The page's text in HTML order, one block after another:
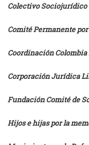
Colectivo Sociojurídico
Comité Permanente
Coordinación
Corporación Jurídica
Fundación Comité de
Hijos e hijas por la